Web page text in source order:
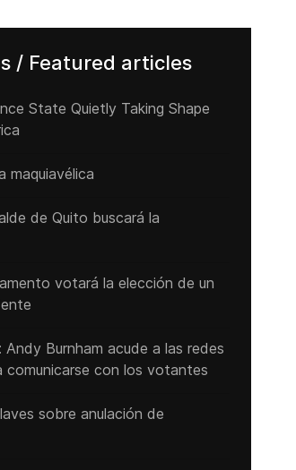
/ Featured articles
State Quietly Taking Shape
maquiavélica
de Quito buscará la
votará la elección de un
Andy ‌Burnham acude a las redes
comunicarse con los votantes
sobre anulación de